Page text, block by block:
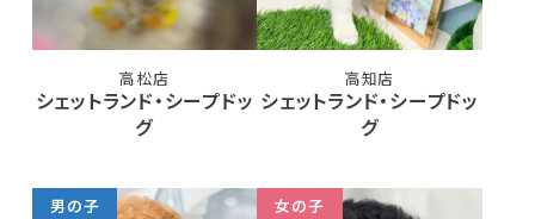
高松店
シェットランド・シープドッ
グ
高知店
シェットランド・シープドッ
グ
男の子 女の子